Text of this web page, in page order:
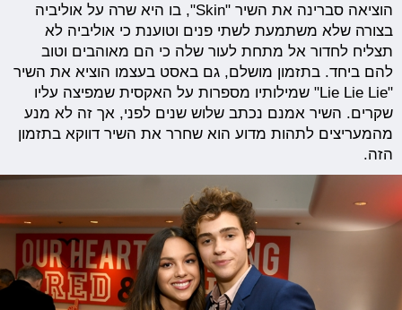
הוציאה סברינה את השיר "Skin", בו היא שרה על אוליביה
בצורה שלא משתמעת לשתי פנים וטוענת כי אוליביה לא
תצליח לחדור אל מתחת לעור שלה כי הם מאוהבים וטוב
להם ביחד. בתזמון מושלם, גם באסט בעצמו הוציא את השיר
"Lie Lie Lie" שמילותיו מספרות על האקסית שמפיצה עליו
שקרים. השיר אמנם נכתב שלוש שנים לפני, אך זה לא מנע
מהמעריצים לתהות מדוע הוא שחרר את השיר דווקא בתזמון
הזה.